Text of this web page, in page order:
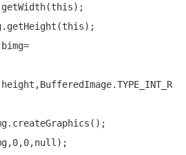
this);
this);